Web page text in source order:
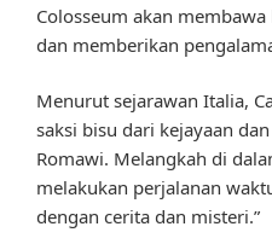
Colosseum akan
dan memberikan
Menurut sejarawan Italia,
saksi bisu dari kejayaan
Romawi. Melangkah di
melakukan perjalanan
dengan cerita dan misteri.”